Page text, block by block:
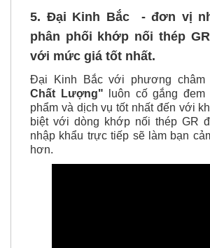
5. Đại Kinh Bắc - đơn vị
phân phối khớp nối thép
với mức giá tốt nhất.
Đại Kinh Bắc với phương châm
Chất Lượng" luôn cố gắng
phẩm và dịch vụ tốt nhất đến với
biệt với dòng khớp nối thép GR
nhập khẩu trực tiếp sẽ làm bạn
hơn.